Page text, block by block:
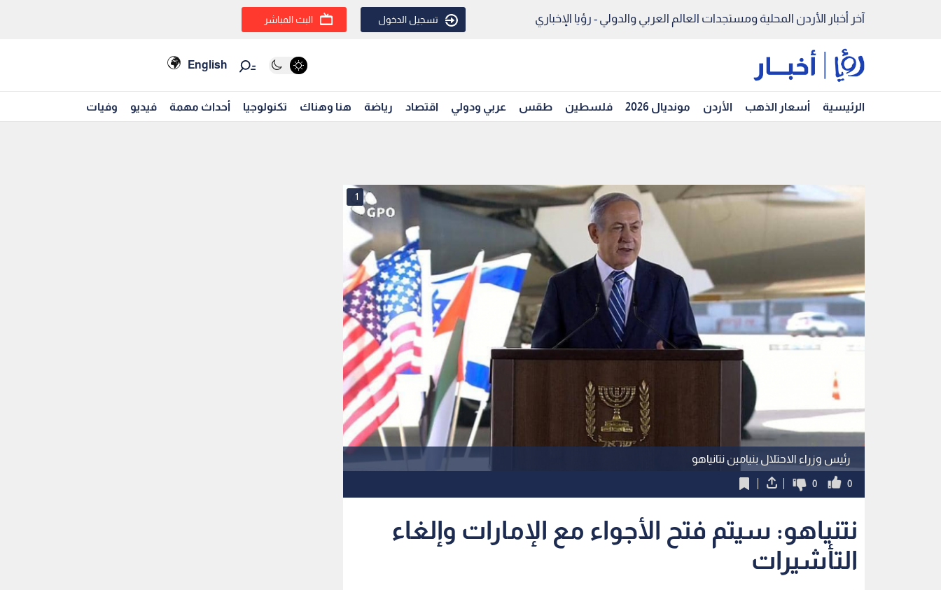
آخر أخبار الأردن المحلية ومستجدات العالم العربي والدولي - رؤيا الإخباري تسجيل الدخول البث المباشر
English
الرئيسية أسعار الذهب الأردن مونديال 2026 فلسطين طقس عربي ودولي اقتصاد رياضة هنا وهناك تكنولوجيا أحداث مهمة فيديو وفيات
رئيس وزراء الاحتلال بنيامين نتانياهو
1
0
0
نتنياهو: سيتم فتح الأجواء مع الإمارات وإلغاء
التأشيرات